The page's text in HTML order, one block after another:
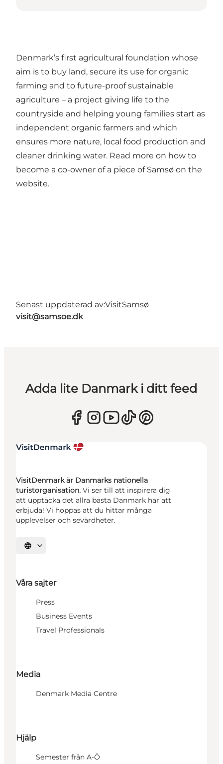
Denmark’s first agricultural foundation whose
aim is to buy land, secure its use for organic
farming and to future-proof sustainable
agriculture – a project giving life to the
countryside and helping young families start as
independent organic farmers and which
ensures more nature, local food production and
cleaner drinking water. Read more on how to
become a co-owner of a piece of Samsø on the
website.
Senast uppdaterad av:VisitSamsø
visit@samsoe.dk
Adda lite Danmark i ditt feed
VisitDenmark är Danmarks nationella
turistorganisation. Vi ser till att inspirera dig
att upptäcka det allra bästa Danmark har att
erbjuda! Vi hoppas att du hittar många
upplevelser och sevärdheter.
Välj språk
Våra sajter
Press
Business Events
Travel Professionals
Media
Denmark Media Centre
Hjälp
Semester från A-Ö